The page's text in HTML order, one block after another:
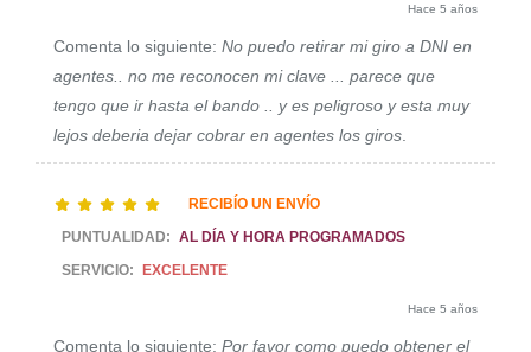
Hace 5 años
Comenta lo siguiente: No puedo retirar mi giro a DNI en
agentes.. no me reconocen mi clave ... parece que
tengo que ir hasta el bando .. y es peligroso y esta muy
lejos deberia dejar cobrar en agentes los giros
RECIBÍO UN ENVÍO
PUNTUALIDAD: AL DÍA Y HORA PROGRAMADOS
SERVICIO:
EXCELENTE
Hace 5 años
Comenta lo siguiente: Por favor como puedo obtener el